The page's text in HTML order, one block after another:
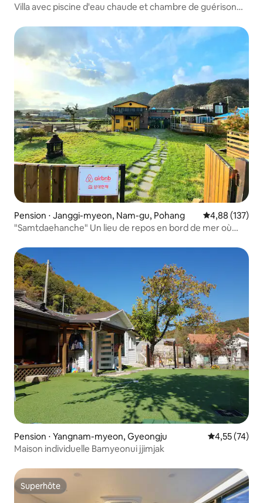
Villa avec piscine d'eau chaude et chambre de guérison
chaude (payant)/barbecue individuel)
Pension ⋅ Janggi-myeon, Nam-gu, Pohang Évaluation
4,88 (137)
"Samtdaehanche" Un lieu de repos en bord de mer où
une maison privée
Pension ⋅ Yangnam-myeon, Gyeongju Évaluation
4,55 (74)
Maison individuelle Bamyeonui jjimjak
Superhôte
Superhôte